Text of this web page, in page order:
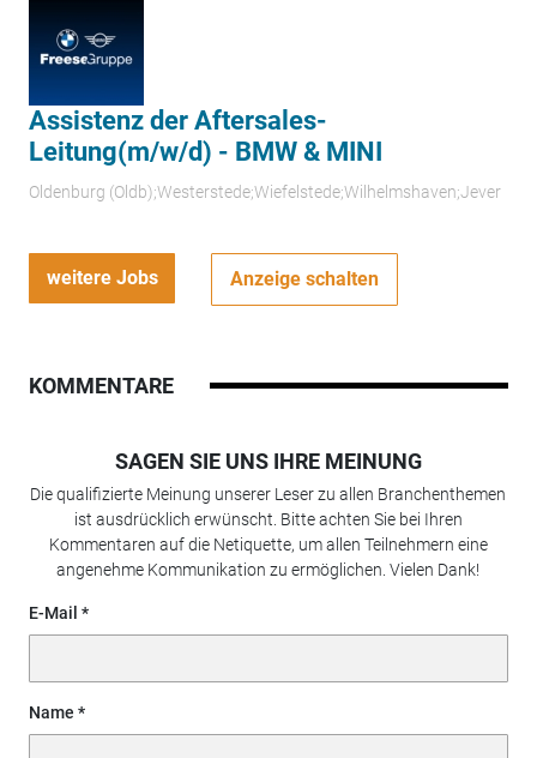
Assistenz der Aftersales-
Leitung(m/w/d) - BMW & MINI
Oldenburg (Oldb);Westerstede;Wiefelstede;Wilhelmshaven;Jever
weitere Jobs Anzeige schalten
KOMMENTARE
SAGEN SIE UNS IHRE MEINUNG
Die qualifizierte Meinung unserer Leser zu allen Branchenthemen
ist ausdrücklich erwünscht. Bitte achten Sie bei Ihren
Kommentaren auf die Netiquette, um allen Teilnehmern eine
angenehme Kommunikation zu ermöglichen. Vielen Dank!
E-Mail
Name